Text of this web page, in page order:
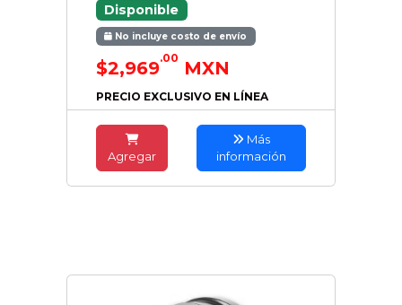
Disponible
No incluye costo de envío
$2,969.00 MXN
PRECIO EXCLUSIVO EN LÍNEA
Agregar
Más
información